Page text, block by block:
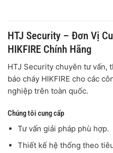
HTJ Security – Đơn Vị
HIKFIRE Chính Hãng
HTJ Security chuyên tư vấn,
báo cháy HIKFIRE cho các
nghiệp trên toàn quốc.
Chúng tôi cung cấp
Tư vấn giải pháp phù hợp.
Thiết kế hệ thống theo